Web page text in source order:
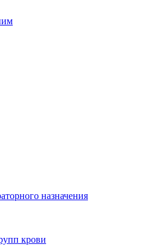
назначения
крови